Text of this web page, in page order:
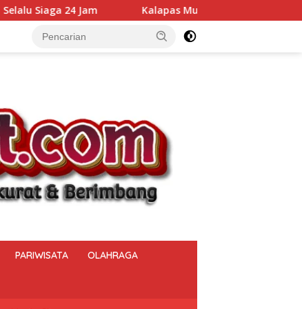
Kalapas Muara Beliti Kumpulkan Seluruh Pejabat,
PARIWISATA OLAHRAGA